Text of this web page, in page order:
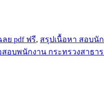
ย pdf ฟรี, สรุปเนื้อหา สอบนั
อบพนักงาน กระทรวงสาธา